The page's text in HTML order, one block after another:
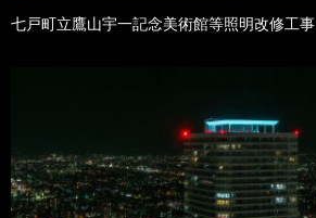
七戸町立鷹山宇一記念美術館等照明改修工事